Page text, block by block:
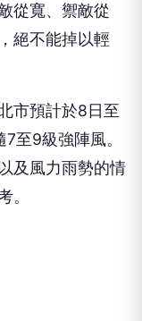
從寬、禦敵從
絕不能掉以輕
市預計於8日至
至9級強陣風。
及風力雨勢的情
。